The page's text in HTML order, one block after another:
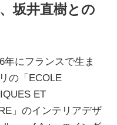
坂井直樹との
年にフランスで生ま
の「ECOLE
ET
」のインテリアデザ